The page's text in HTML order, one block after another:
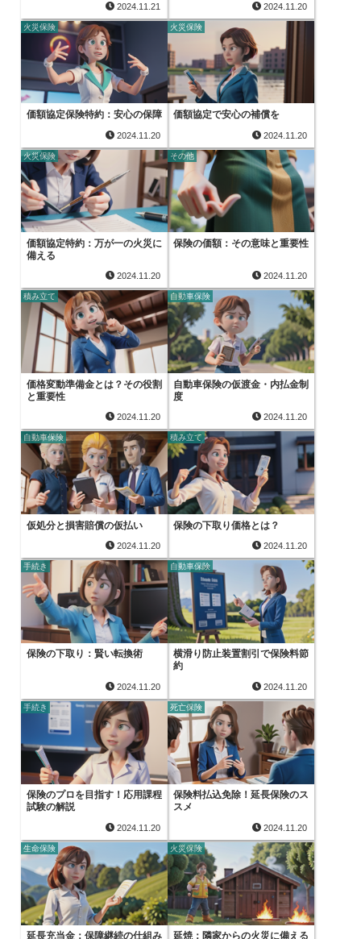
2024.11.21 2024.11.20
火災保険
価額協定保険特約：安心の保障
2024.11.20
火災保険
価額協定で安心の補償を
2024.11.20
火災保険
価額協定特約：万が一の火災に
備える
2024.11.20
その他
保険の価額：その意味と重要性
2024.11.20
積み立て
価格変動準備金とは？その役割
と重要性
2024.11.20
自動車保険
自動車保険の仮渡金・内払金制
度
2024.11.20
自動車保険
仮処分と損害賠償の仮払い
2024.11.20
積み立て
保険の下取り価格とは？
2024.11.20
手続き
保険の下取り：賢い転換術
2024.11.20
自動車保険
横滑り防止装置割引で保険料節
約
2024.11.20
手続き
保険のプロを目指す！応用課程
試験の解説
2024.11.20
死亡保険
保険料払込免除！延長保険のス
スメ
2024.11.20
生命保険
延長充当金：保障継続の仕組み
火災保険
延焼：隣家からの火災に備える